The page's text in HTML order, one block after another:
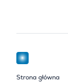
Strona główna